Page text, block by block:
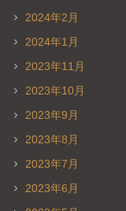
2024年2月
2024年1月
2023年11月
2023年10月
2023年9月
2023年8月
2023年7月
2023年6月